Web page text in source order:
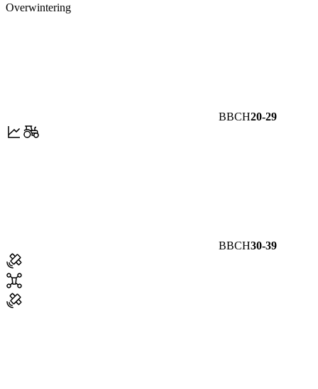
Overwintering
BBCH20-29
BBCH30-39